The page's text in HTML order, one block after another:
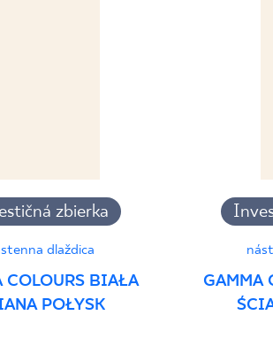
zbierka
dlaždica
COLOURS BIAŁA
POŁYSK
GAMMA